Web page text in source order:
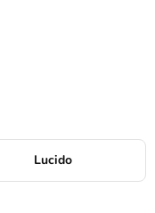
Lucido